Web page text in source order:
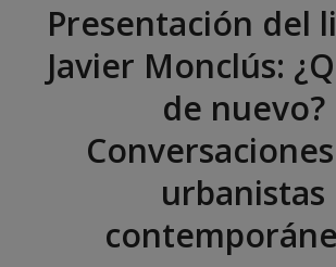
Presentación del
Javier Monclús:
de nuevo?
urbanistas